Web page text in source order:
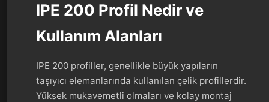
IPE 200 Profil Nedir ve
Kullanım Alanları
IPE 200 profiller, genellikle büyük yapıların
taşıyıcı elemanlarında kullanılan çelik profillerdir.
Yüksek mukavemetli olmaları ve kolay montaj